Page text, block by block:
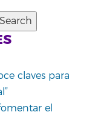
claves para
el